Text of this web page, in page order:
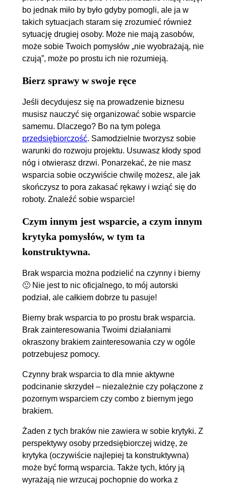
bo jednak miło by było gdyby pomogli, ale ja w
takich sytuacjach staram się zrozumieć również
sytuację drugiej osoby. Może nie mają zasobów,
może sobie Twoich pomysłów „nie wyobrażają, nie
czują”, może po prostu ich nie rozumieją.
Bierz sprawy w swoje ręce
Jeśli decydujesz się na prowadzenie biznesu
musisz nauczyć się organizować sobie wsparcie
samemu. Dlaczego? Bo na tym polega
przedsiębiorczość. Samodzielnie tworzysz sobie
warunki do rozwoju projektu. Usuwasz kłody spod
nóg i otwierasz drzwi. Ponarzekać, że nie masz
wsparcia sobie oczywiście chwilę możesz, ale jak
skończysz to pora zakasać rękawy i wziąć się do
roboty. Znaleźć sobie wsparcie!
Czym innym jest wsparcie, a czym innym
krytyka pomysłów, w tym ta
konstruktywna.
Brak wsparcia można podzielić na czynny i bierny
🙂 Nie jest to nic oficjalnego, to mój autorski
podział, ale całkiem dobrze tu pasuje!
Bierny brak wsparcia to po prostu brak wsparcia.
Brak zainteresowania Twoimi działaniami
okraszony brakiem zainteresowania czy w ogóle
potrzebujesz pomocy.
Czynny brak wsparcia to dla mnie aktywne
podcinanie skrzydeł – niezależnie czy połączone z
pozornym wsparciem czy combo z biernym jego
brakiem.
Żaden z tych braków nie zawiera w sobie krytyki. Z
perspektywy osoby przedsiębiorczej widzę, że
krytyka (oczywiście najlepiej ta konstruktywna)
może być formą wsparcia. Także tych, który ją
wyrażają nie wrzucaj pochopnie do worka z